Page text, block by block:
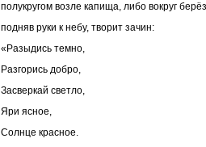
полукругом возле капища, либо вокруг
подняв руки к небу, творит зачин:
«Разыдись темно,
Разгорись добро,
Засверкай светло,
Яри ясное,
Солнце красное.